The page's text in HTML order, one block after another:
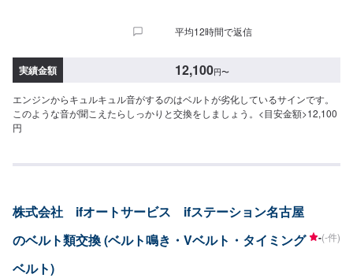
平均12時間で返信
実績金額 12,100円〜
エンジンからキュルキュル音がするのはベルトが劣化しているサインです。
このような音が聞こえたらしっかりと交換をしましょう。<目安金額>12,100
円
株式会社 ifオートサービス ifステーション名古屋
のベルト類交換 (ベルト鳴き・Vベルト・タイミング
ベルト)
-(-件)